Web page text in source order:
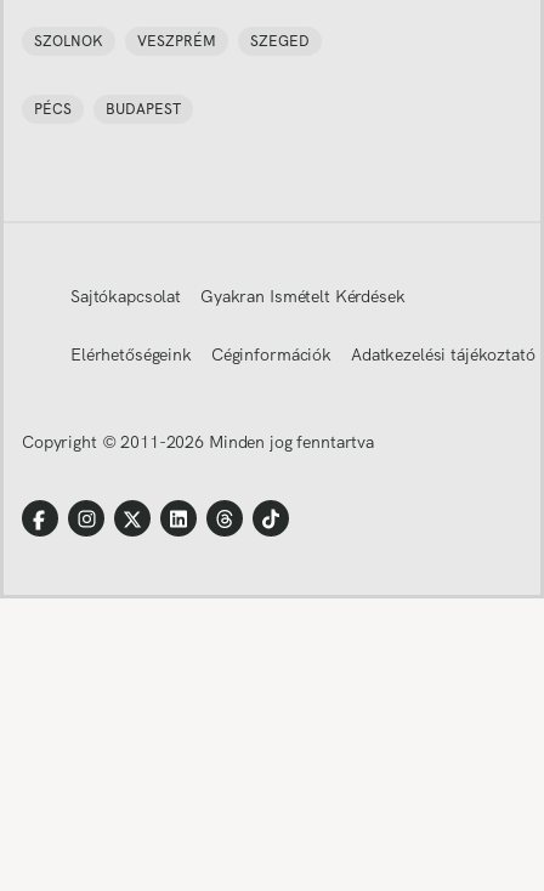
SZOLNOK VESZPRÉM SZEGED
PÉCS BUDAPEST
Sajtókapcsolat Gyakran Ismételt Kérdések
Elérhetőségeink Céginformációk Adatkezelési tájékoztató
Copyright © 2011-2026 Minden jog fenntartva